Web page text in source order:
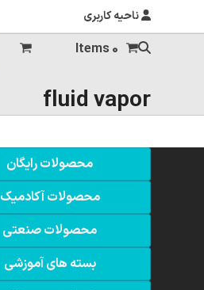
ناحیه کاربری
0 Items
fluid vapor
محصولات رایگان
محصولات آکادمیک
محصولات صنعتی
بسته های آموزشی